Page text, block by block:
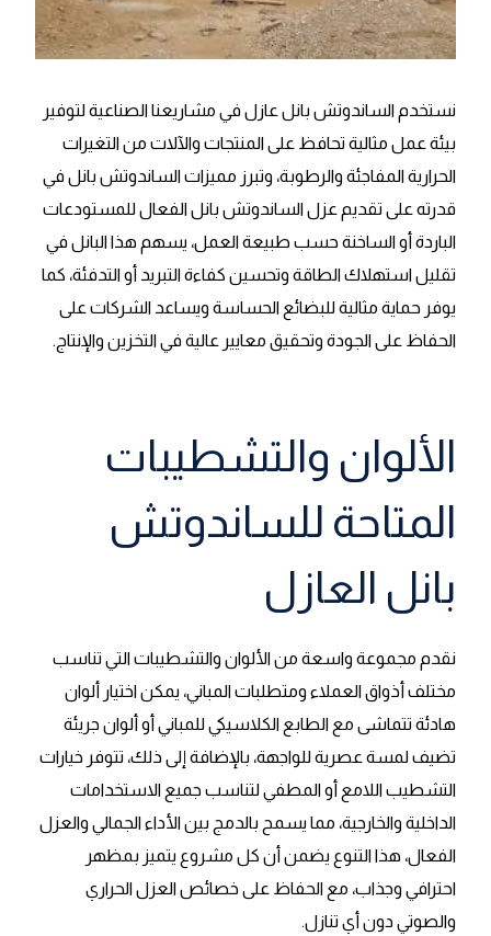
نستخدم الساندوتش بانل عازل في مشاريعنا الصناعية لتوفير
بيئة عمل مثالية تحافظ على المنتجات والآلات من التغيرات
الحرارية المفاجئة والرطوبة، وتبرز مميزات الساندوتش بانل في
قدرته على تقديم عزل الساندوتش بانل الفعال للمستودعات
الباردة أو الساخنة حسب طبيعة العمل، يسهم هذا البانل في
تقليل استهلاك الطاقة وتحسين كفاءة التبريد أو التدفئة، كما
يوفر حماية مثالية للبضائع الحساسة ويساعد الشركات على
الحفاظ على الجودة وتحقيق معايير عالية في التخزين والإنتاج.
الألوان والتشطيبات
المتاحة للساندوتش
بانل العازل
نقدم مجموعة واسعة من الألوان والتشطيبات التي تناسب
مختلف أذواق العملاء ومتطلبات المباني، يمكن اختيار ألوان
هادئة تتماشى مع الطابع الكلاسيكي للمباني أو ألوان جريئة
تضيف لمسة عصرية للواجهة، بالإضافة إلى ذلك، تتوفر خيارات
التشطيب اللامع أو المطفي لتناسب جميع الاستخدامات
الداخلية والخارجية، مما يسمح بالدمج بين الأداء الجمالي والعزل
الفعال، هذا التنوع يضمن أن كل مشروع يتميز بمظهر
احترافي وجذاب، مع الحفاظ على خصائص العزل الحراري
والصوتي دون أي تنازل.